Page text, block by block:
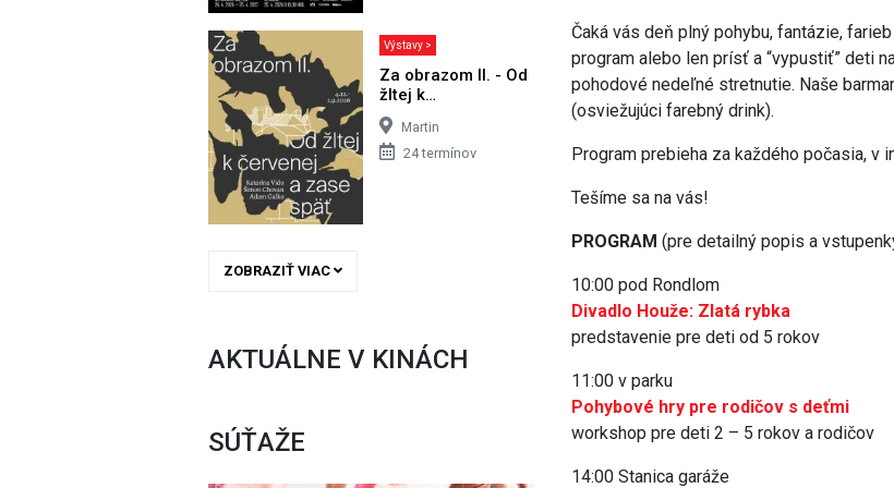
Výstavy >
Za obrazom II. - Od
žltej k…
Martin
24 termínov
ZOBRAZIŤ VIAC
AKTUÁLNE V KINÁCH
SÚŤAŽE
Čaká vás deň plný pohybu, fantázie,
program alebo len prísť a “vypustiť” deti
pohodové nedeľné stretnutie. Naše
(osviežujúci farebný drink).
Program prebieha za každého počasia, v
Tešíme sa na vás!
PROGRAM(pre detailný popis a
10:00 pod Rondlom
Divadlo Houže: Zlatá rybka
predstavenie pre deti od 5 rokov
11:00 v parku
Pohybové hry pre rodičov s deťmi
workshop pre deti 2 – 5 rokov a rodičov
14:00 Stanica garáže